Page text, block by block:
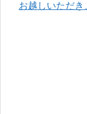
お越しいただき